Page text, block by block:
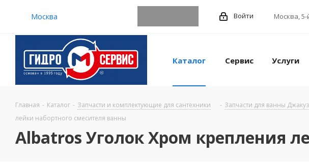
Москва Войти Москва,
Каталог Сервис Услуги
Главная - Каталог - Запчасти и комплектующие для сантехники - Запчасти для ванны
лейки набортного смесителя ванны
Albatros Уголок Хром крепления